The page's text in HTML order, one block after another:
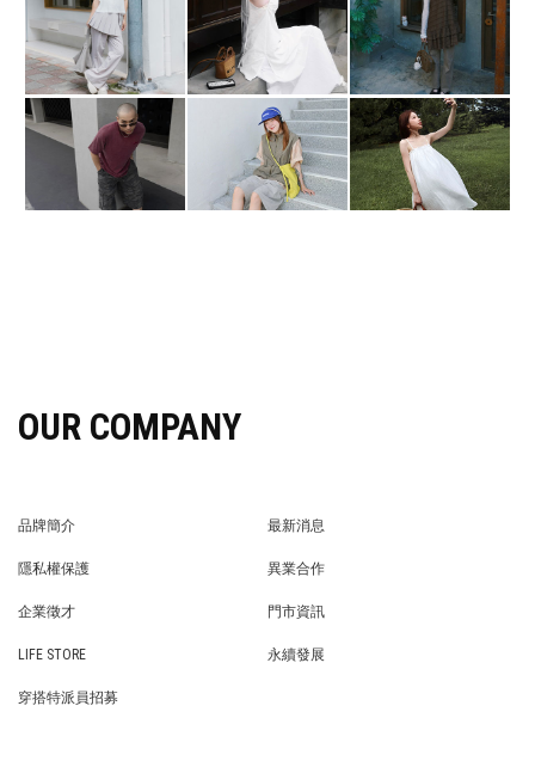
OUR COMPANY
品牌簡介
最新消息
隱私權保護
異業合作
企業徵才
門市資訊
LIFE STORE
永續發展
穿搭特派員招募